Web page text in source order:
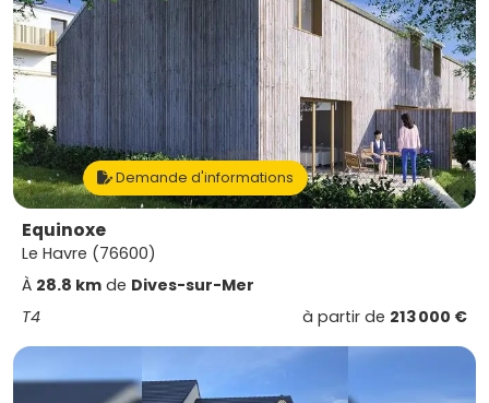
Demande d'informations
Equinoxe
Le Havre (76600)
À 28.8 km de Dives-sur-Mer
T4
à partir de 213 000 €